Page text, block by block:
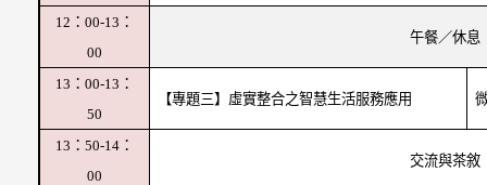
12 ：00-13：
00
午餐／休息
13 ：00-13：
50
【專題三】虛實整合之智慧生活服務應用
13 ：50-14：
00
交流與茶敘